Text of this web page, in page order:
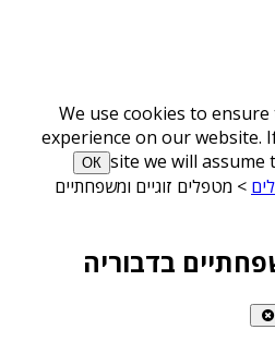
We use cookies to
experience on our website.
site we will
ОК
> מטפלים זוגיים ומשפחתיים
בדבוריה